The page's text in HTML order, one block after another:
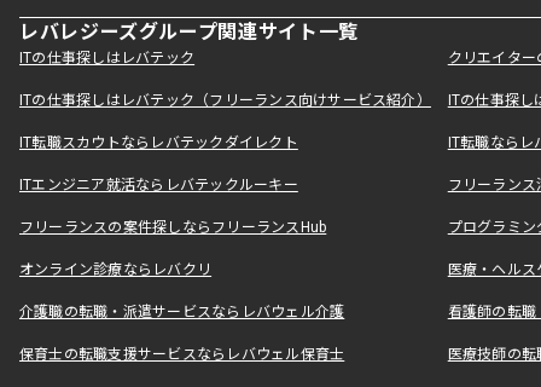
レバレジーズグループ関連サイト一覧
ITの仕事探しはレバテック クリエイタ
ITの仕事探しはレバテック（フリーランス向けサービス紹介） ITの仕事探
IT転職スカウトならレバテックダイレクト IT転職なら
ITエンジニア就活ならレバテックルーキー フリーラン
フリーランスの案件探しならフリーランスHub プログラミ
オンライン診療ならレバクリ 医療・ヘル
介護職の転職・派遣サービスならレバウェル介護 看護師の転
保育士の転職支援サービスならレバウェル保育士 医療技師の